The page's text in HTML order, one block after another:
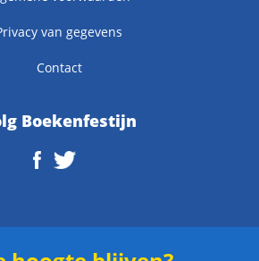
van gegevens
Contact
Boekenfestijn